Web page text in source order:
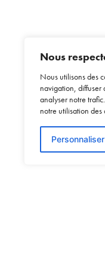
Nous
Nous utilisons des
navigation, diffuser
analyser notre
notre utilisation des
Personnaliser